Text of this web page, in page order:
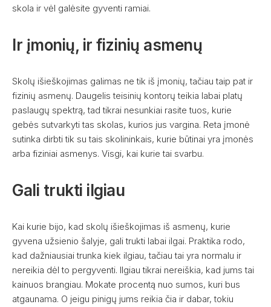
skola ir vėl galėsite gyventi ramiai.
Ir įmonių, ir fizinių asmenų
Skolų išieškojimas galimas ne tik iš įmonių, tačiau taip pat ir
fizinių asmenų. Daugelis teisinių kontorų teikia labai platų
paslaugų spektrą, tad tikrai nesunkiai rasite tuos, kurie
gebės sutvarkyti tas skolas, kurios jus vargina. Reta įmonė
sutinka dirbti tik su tais skolininkais, kurie būtinai yra įmonės
arba fiziniai asmenys. Visgi, kai kurie tai svarbu.
Gali trukti ilgiau
Kai kurie bijo, kad skolų išieškojimas iš asmenų, kurie
gyvena užsienio šalyje, gali trukti labai ilgai. Praktika rodo,
kad dažniausiai trunka kiek ilgiau, tačiau tai yra normalu ir
nereikia dėl to pergyventi. Ilgiau tikrai nereiškia, kad jums tai
kainuos brangiau. Mokate procentą nuo sumos, kuri bus
atgaunama. O jeigu pinigų jums reikia čia ir dabar, tokiu